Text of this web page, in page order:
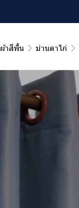
ผ้าสีพื้น ม่านตาไก่